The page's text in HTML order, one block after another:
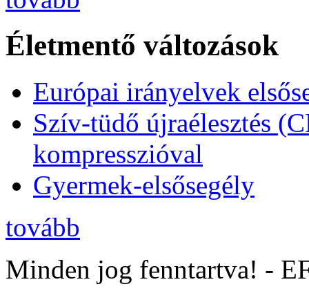
Életmentő változások
Európai irányelvek
Szív-tüdő újraélesztés
kompresszióval
Gyermek-elsősegély
tovább
Minden jog fenntartva! -